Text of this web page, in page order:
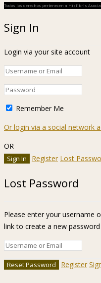
Todos los derechos pertenecen a Hislibris
Sign In
Login via your site account
Remember Me
Or login via a social network
OR
Register Lost
Lost Password
Please enter your username
link to create a new password
Register